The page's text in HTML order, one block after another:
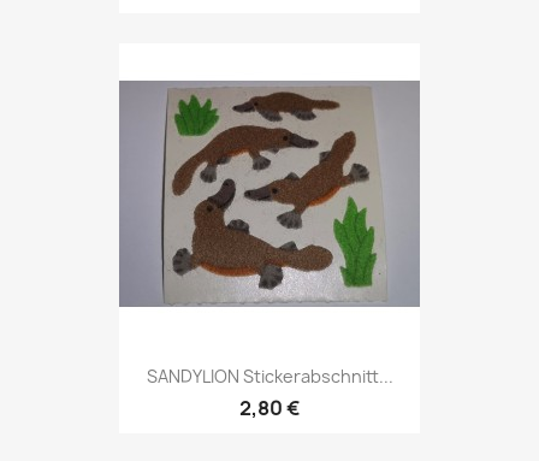
SANDYLION Stickerabschnitt...
2,80 €